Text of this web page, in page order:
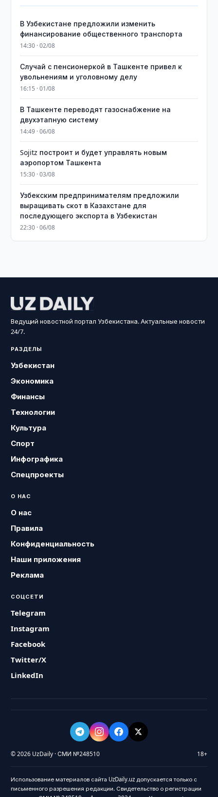
В Узбекистане предложили изменить
финансирование общественного транспорта
14:30 · 02/08
Случай с пенсионеркой в Ташкенте привел к
увольнениям и уголовному делу
16:15 · 01/08
В Ташкенте переводят газоснабжение на
двухэтапную систему
14:49 · 06/08
Sojitz построит и будет управлять новым
аэропортом Ташкента
15:30 · 03/08
Узбекским предпринимателям предложили
выращивать скот в Казахстане для
последующего экспорта в Узбекистан
22:30 · 06/08
Ведущий новостной портал Узбекистана. Актуальные новости
24/7.
РАЗДЕЛЫ
Узбекистан
Экономика
Финансы
Технологии
Культура
Спорт
Инфографика
Спецпроекты
О НАС
О нас
Правила
Конфиденциальность
Наши приложения
Реклама
СОЦСЕТИ
Telegram
Instagram
Facebook
Twitter/X
LinkedIn
© 2026 UzDaily · СМИ №248510 18+
Использование материалов сайта UzDaily.uz допускается только с
письменного разрешения редакции. Свидетельство о регистрации